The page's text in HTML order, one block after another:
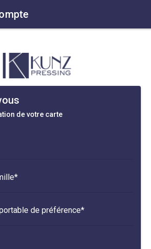
de votre carte
de préférence*